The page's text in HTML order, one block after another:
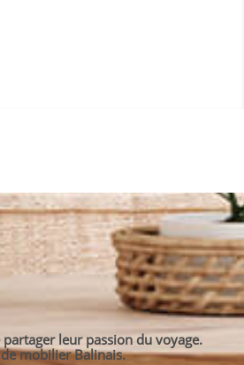
leur passion du voyage.
mobilier Balinais.